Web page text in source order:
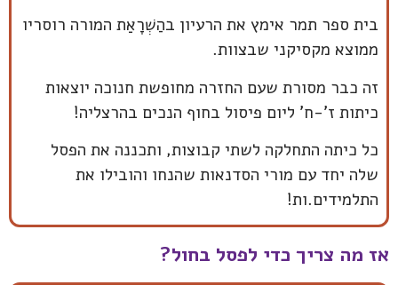
בית ספר תמר אימץ את הרעיון בהַשְׁרָאַת המורה רוסריו
ממוצא מקסיקני שבצוות.
זה כבר מסורת שעם החזרה מחופשת חנוכה יוצאות
כיתות ז'-ח' ליום פיסול בחוף הנכים בהרצליה!
כל כיתה התחלקה לשתי קבוצות, ותכננה את הפסל
שלה יחד עם מורי הסדנאות שהנחו והובילו את
התלמידים.ות!
אז מה צריך כדי לפסל בחול?